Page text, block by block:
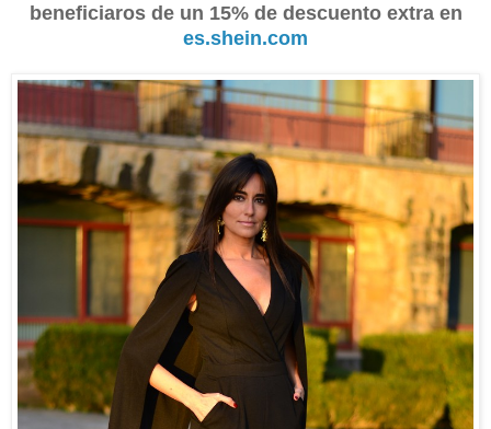
beneficiaros de un 15% de descuento extra en
es.shein.com